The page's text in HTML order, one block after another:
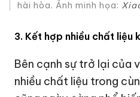
hài hòa. Ảnh minh họa:
3. Kết hợp nhiều chất liệu
Bên cạnh sự trở lại của
nhiều chất liệu trong